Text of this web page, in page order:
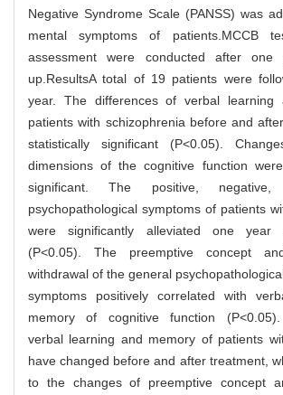
Negative Syndrome Scale (PANSS) was
mental symptoms of patients.MCCB
assessment were conducted after
up.ResultsA total of 19 patients were
year. The differences of verbal learning
patients with schizophrenia before and
statistically significant (P<0.05).
dimensions of the cognitive function
significant. The positive,
psychopathological symptoms of patients
were significantly alleviated one year
(P<0.05). The preemptive concept
withdrawal of the general
symptoms positively correlated with
memory of cognitive function (P<0.05).
verbal learning and memory of patients
have changed before and after treatment,
to the changes of preemptive concept